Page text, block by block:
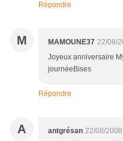
Répondre
M MAMOUNE37 22/08/
Joyeux anniversaire
journéeBises
Répondre
A antgrésan 22/08/